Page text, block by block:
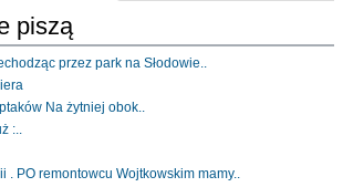
piszą
przez park na Słodowie..
Na żytniej obok..
:..
. PO remontowcu Wojtkowskim mamy..